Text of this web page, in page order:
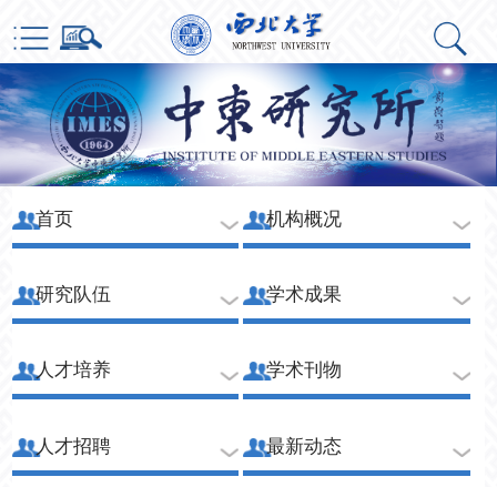
首页 机构概况
研究队伍 学术成果
人才培养 学术刊物
人才招聘 最新动态